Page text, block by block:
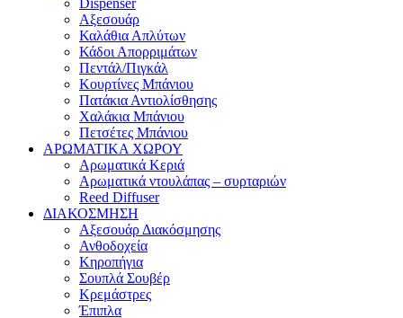
Dispenser
Αξεσουάρ
Καλάθια Απλύτων
Κάδοι Απορριμάτων
Πεντάλ/Πιγκάλ
Κουρτίνες Μπάνιου
Πατάκια Αντιολίσθησης
Χαλάκια Μπάνιου
Πετσέτες Μπάνιου
ΑΡΩΜΑΤΙΚΑ ΧΩΡΟΥ
Αρωματικά Κεριά
Αρωματικά ντουλάπας – συρταριών
Reed Diffuser
ΔΙΑΚΟΣΜΗΣΗ
Αξεσουάρ Διακόσμησης
Ανθοδοχεία
Κηροπήγια
Σουπλά Σουβέρ
Κρεμάστρες
Έπιπλα